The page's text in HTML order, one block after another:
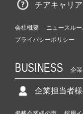
チアキャリ
会社概要 ニュースルー
プライバシーポリシー
BUSINESS 企
企業担当者